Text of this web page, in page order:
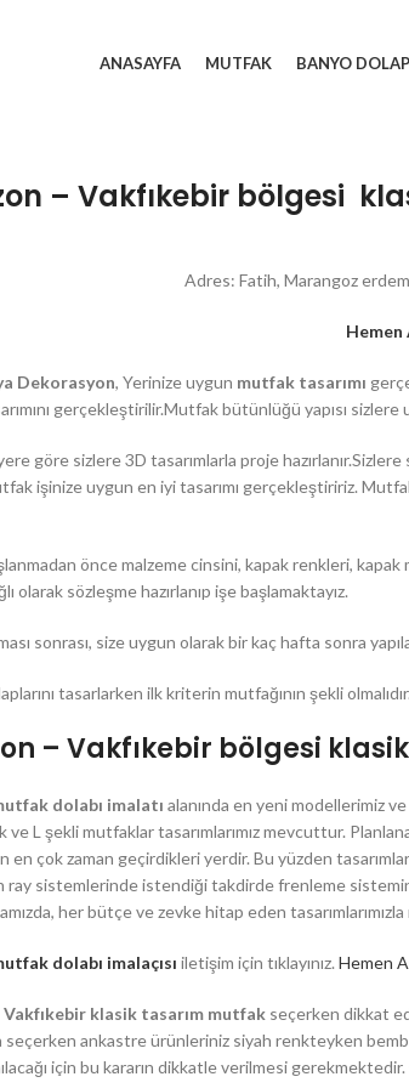
ANASAYFA MUTFAK BANYO
– Vakfıkebir bölgesi
Adres: Fatih, Marangoz
Hemen
Dekorasyon, Yerinize uygun mutfak tasarımı
gerçekleştirilir.Mutfak bütünlüğü yapısı sizlere
göre sizlere 3D tasarımlarla proje
işinize uygun en iyi tasarımı gerçekleştiririz.
önce malzeme cinsini, kapak renkleri,
olarak sözleşme hazırlanıp işe başlamaktayız.
sonrası, size uygun olarak bir kaç hafta sonra
tasarlarken ilk kriterin mutfağının şekli olmalıdır.
– Vakfıkebir bölgesi
dolabı imalatı alanında en yeni modellerimiz
ve L şekli mutfaklar tasarımlarımız mevcuttur.
en çok zaman geçirdikleri yerdir. Bu yüzden
ray sistemlerinde istendiği takdirde frenleme
her bütçe ve zevke hitap eden tasarımlarımızla
dolabı imalaçısı iletişim için tıklayınız. Hemen
Vakfıkebir klasik tasarım mutfakseçerken dikkat
seçerken ankastre ürünleriniz siyah renkteyken
için bu kararın dikkatle verilmesi
RAYDOLAP
GARDOLAP
Lake Gardolap
Membran
Gömme